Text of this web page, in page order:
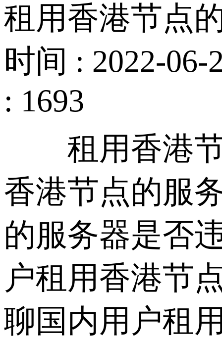
租用香港节点
时间 : 2022-06-
: 1693
租用香港节
香港节点的服
的服务器是否
户租用香港节
聊国内用户租